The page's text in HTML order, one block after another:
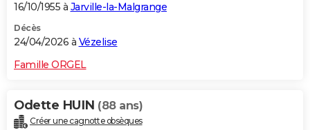
16/10/1955 à Jarville-la-Malgrange
Décès
24/04/2026 à Vézelise
Famille ORGEL
Odette HUIN (88 ans)
Créer une cagnotte obsèques